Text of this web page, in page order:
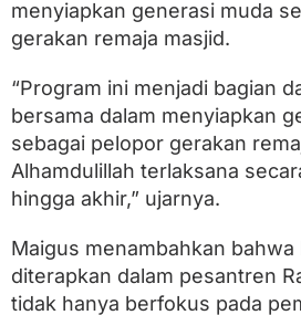
P
a
d
n
g
menyiapkan generasi muda
gerakan remaja masjid.
“Program ini menjadi bagian
bersama dalam menyiapkan
sebagai pelopor gerakan
Alhamdulillah terlaksana
hingga akhir,” ujarnya.
Maigus menambahkan
diterapkan dalam pesantren
tidak hanya berfokus pada